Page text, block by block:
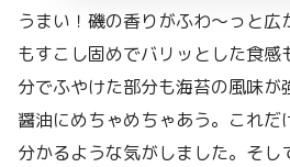
うまい！磯の香りがふわ～っと広
もすこし固めでバリッとした食
分でふやけた部分も海苔の風味が
醤油にめちゃめちゃあう。これだ
分かるような気がしました。そし